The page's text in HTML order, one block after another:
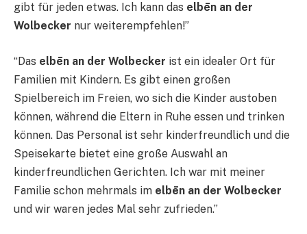
gibt für jeden etwas. Ich kann das elbēn an der
Wolbecker nur weiterempfehlen!”
“Das elbēn an der Wolbecker ist ein idealer Ort für
Familien mit Kindern. Es gibt einen großen
Spielbereich im Freien, wo sich die Kinder austoben
können, während die Eltern in Ruhe essen und trinken
können. Das Personal ist sehr kinderfreundlich und die
Speisekarte bietet eine große Auswahl an
kinderfreundlichen Gerichten. Ich war mit meiner
Familie schon mehrmals im elbēn an der Wolbecker
und wir waren jedes Mal sehr zufrieden.”